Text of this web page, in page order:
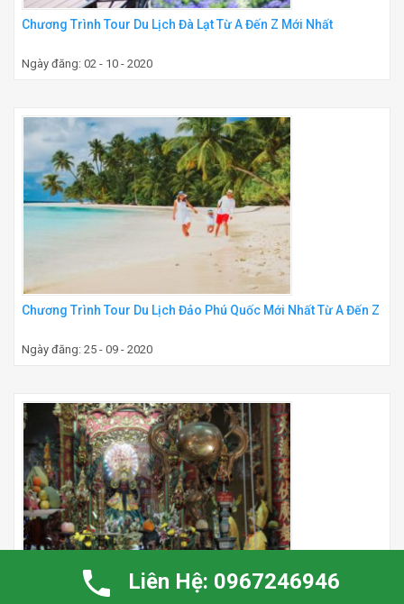
Chương Trình Tour Du Lịch Đà Lạt Từ A Đến Z Mới Nhất
Ngày đăng: 02 - 10 - 2020
Chương Trình Tour Du Lịch Đảo Phú Quốc Mới Nhất Từ A Đến Z
Ngày đăng: 25 - 09 - 2020
Chùa Ông – Ngôi Chùa Thiêng Nhất Tại Quảng Ngãi
Liên Hệ: 0967246946